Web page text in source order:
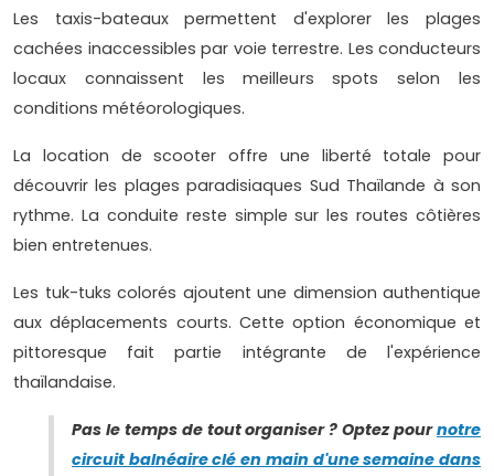
Les taxis-bateaux permettent d'explorer les plages
cachées inaccessibles par voie terrestre. Les conducteurs
locaux connaissent les meilleurs spots selon les
conditions météorologiques.
La location de scooter offre une liberté totale pour
découvrir les plages paradisiaques Sud Thaïlande à son
rythme. La conduite reste simple sur les routes côtières
bien entretenues.
Les tuk-tuks colorés ajoutent une dimension authentique
aux déplacements courts. Cette option économique et
pittoresque fait partie intégrante de l'expérience
thaïlandaise.
Pas le temps de tout organiser ? Optez pournotre
circuit balnéaire clé en main d'une semaine dans